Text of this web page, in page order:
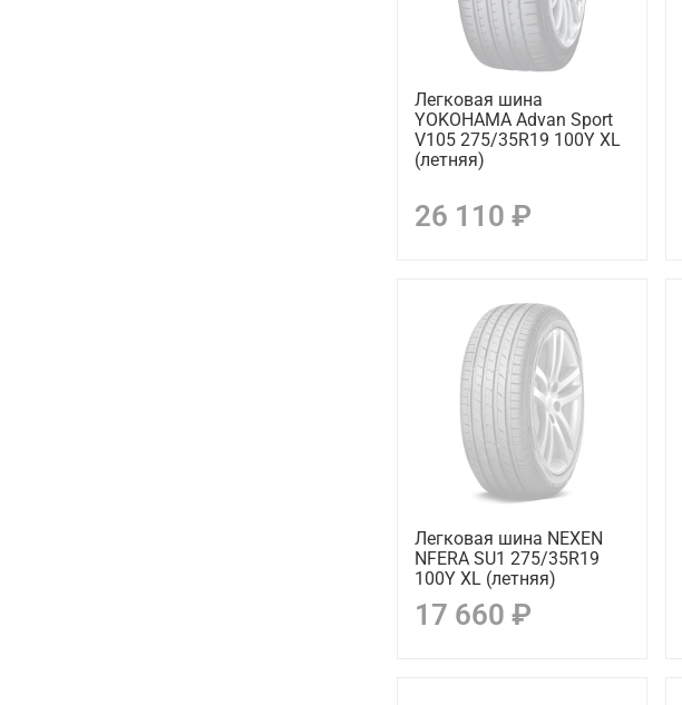
Легковая шина
YOKOHAMA Advan Sport
V105 275/35R19 100Y XL
(летняя)
26 110 ₽
Легковая шина NEXEN
NFERA SU1 275/35R19
100Y XL (летняя)
17 660 ₽